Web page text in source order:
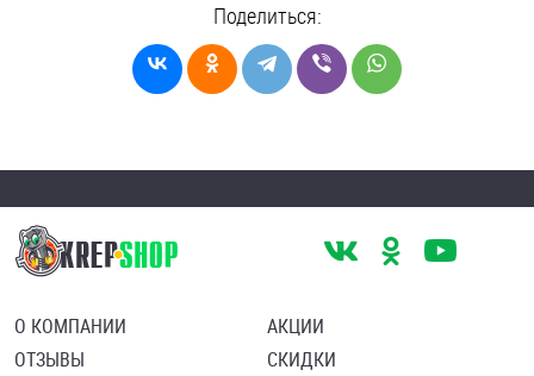
Поделиться:
О КОМПАНИИ
ОТЗЫВЫ
АКЦИИ
СКИДКИ